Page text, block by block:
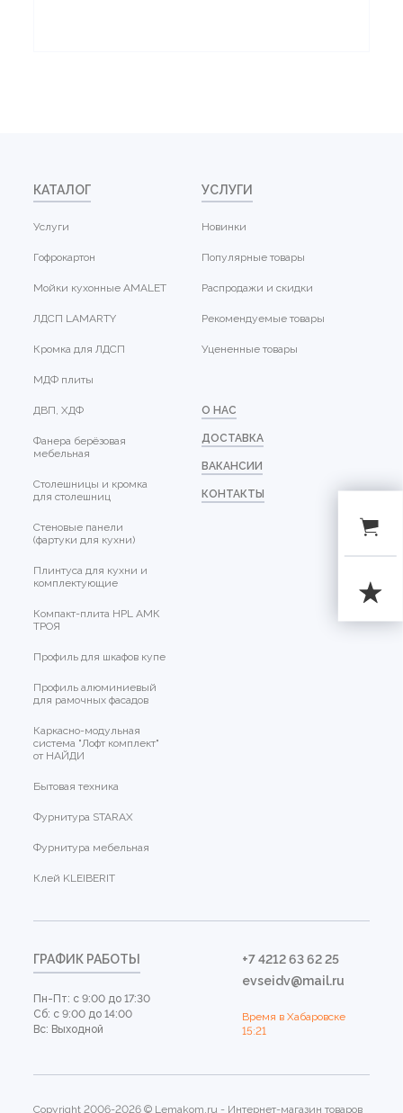
КАТАЛОГ
Услуги
Гофрокартон
Мойки кухонные AMALET
ЛДСП LAMARTY
Кромка для ЛДСП
МДФ плиты
ДВП, ХДФ
Фанера берёзовая
мебельная
Столешницы и кромка
для столешниц
Стеновые панели
(фартуки для кухни)
Плинтуса для кухни и
комплектующие
Компакт-плита HPL АМК
ТРОЯ
Профиль для шкафов купе
Профиль алюминиевый
для рамочных фасадов
Каркасно-модульная
система "Лофт комплект"
от НАЙДИ
Бытовая техника
Фурнитура STARAX
Фурнитура мебельная
Клей KLEIBERIT
УСЛУГИ
Новинки
Популярные товары
Распродажи и скидки
Рекомендуемые товары
Уцененные товары
О НАС
ДОСТАВКА
ВАКАНСИИ
КОНТАКТЫ
ГРАФИК РАБОТЫ
Пн-Пт: с 9:00 до 17:30
Сб: с 9:00 до 14:00
Вс: Выходной
+7 4212 63 62 25
evseidv@mail.ru
Время в Хабаровске
15:21
Copyright 2006-2026 © Lemakom.ru - Интернет-магазин товаров